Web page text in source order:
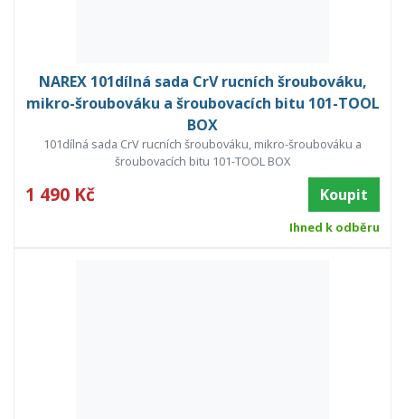
NAREX 101dílná sada CrV rucních šroubováku,
mikro-šroubováku a šroubovacích bitu 101-TOOL
BOX
101dílná sada CrV rucních šroubováku, mikro-šroubováku a
šroubovacích bitu 101-TOOL BOX
1 490 Kč Koupit
Ihned k odběru